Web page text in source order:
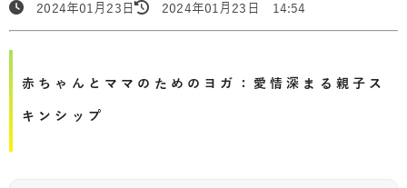
2024年01月23日 2024年01月23日 14:54
赤ちゃんとママのためのヨガ：愛情深まる親子ス
キンシップ